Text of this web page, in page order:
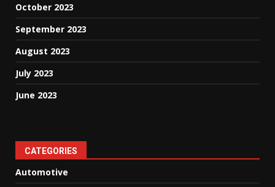
October 2023
September 2023
August 2023
July 2023
June 2023
CATEGORIES
Automotive